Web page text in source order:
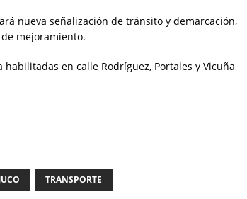
nueva señalización de tránsito y demarcación,
mejoramiento.
en calle Rodríguez, Portales y Vicuña
TRANSPORTE